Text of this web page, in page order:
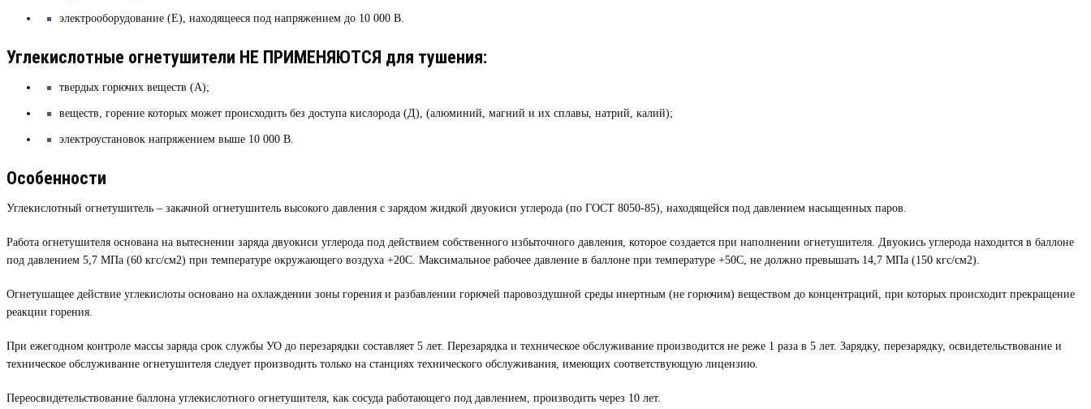
электрооборудование (Е), находящееся под напряжением до 10 000 В.
Углекислотные огнетушители НЕ ПРИМЕНЯЮТСЯ для тушения:
твердых горючих веществ (А);
веществ, горение которых может происходить без доступа кислорода (Д), (алюминий, магний и их сплавы, натрий, калий);
электроустановок напряжением выше 10 000 В.
Особенности
Углекислотный огнетушитель – закачной огнетушитель высокого давления с зарядом жидкой двуокиси углерода (по ГОСТ 8050-85), находящейся под давлением насыщенных паров.
Работа огнетушителя основана на вытеснении заряда двуокиси углерода под действием собственного избыточного давления, которое создается при наполнении огнетушителя. Двуокись углерода находится в баллоне
под давлением 5,7 МПа (60 кгс/см2) при температуре окружающего воздуха +20С. Максимальное рабочее давление в баллоне при температуре +50С, не должно превышать 14,7 МПа (150 кгс/см2).
Огнетушащее действие углекислоты основано на охлаждении зоны горения и разбавлении горючей паровоздушной среды инертным (не горючим) веществом до концентраций, при которых происходит прекращение
реакции горения.
При ежегодном контроле массы заряда срок службы УО до перезарядки составляет 5 лет. Перезарядка и техническое обслуживание производится не реже 1 раза в 5 лет. Зарядку, перезарядку, освидетельствование и
техническое обслуживание огнетушителя следует производить только на станциях технического обслуживания, имеющих соответствующую лицензию.
Переосвидетельствование баллона углекислотного огнетушителя, как сосуда работающего под давлением, производить через 10 лет.